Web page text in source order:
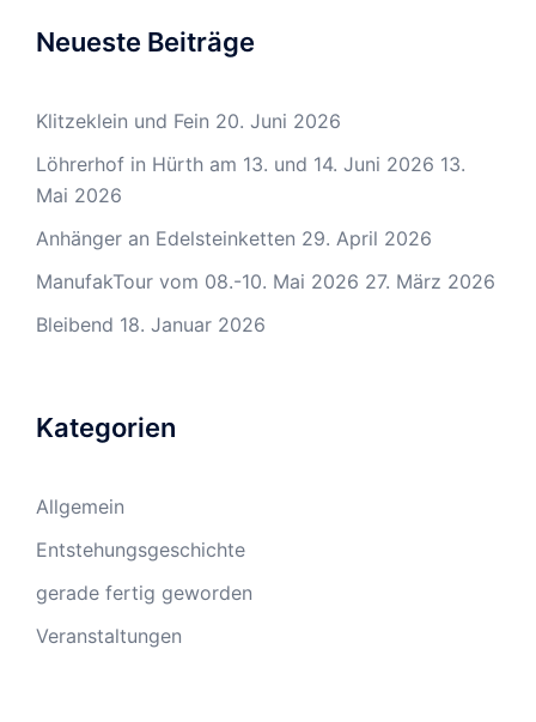
Neueste Beiträge
Klitzeklein und Fein 20. Juni 2026
Löhrerhof in Hürth am 13. und 14. Juni 2026 13.
Mai 2026
Anhänger an Edelsteinketten 29. April 2026
ManufakTour vom 08.-10. Mai 2026 27. März 2026
Bleibend 18. Januar 2026
Kategorien
Allgemein
Entstehungsgeschichte
gerade fertig geworden
Veranstaltungen